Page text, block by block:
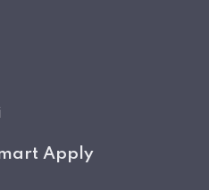
Apply